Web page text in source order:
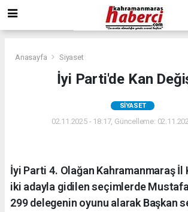
Anasayfa Siyaset
İyi Parti'de Kan
SIYASET
02.11.2025 - 18:17, Güncelleme:
İyi Parti 4. Olağan Kahramanmaraş İl
iki adayla gidilen seçimlerde Mustafa
299 delegenin oyunu alarak Başkan